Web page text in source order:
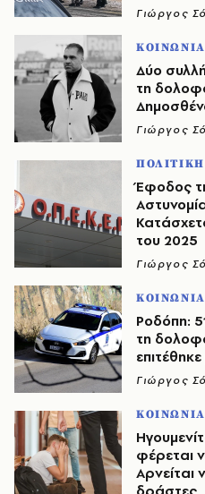
Γιώργος
ΚΟΙΝΩΝΙΑ
Δύο
τη
Γιώργος
Έφοδος
του 2025
Γιώργος
ΚΟΙΝΩΝΙΑ
Ροδόπη:
τη
Γιώργος
ΚΟΙΝΩΝΙΑ
φέρεται
Αρνείται